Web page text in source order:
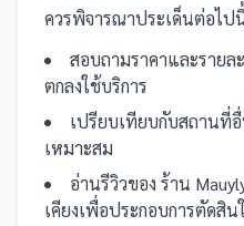
ควรพิจารณาประเด็นต่อไป
สอบถามราคาและรายล
ตกลงใช้บริการ
เปรียบเทียบกับสถานที่
เหมาะสม
อ่านรีวิวของ ร้าน
เคียงเพื่อประกอบการตัดสิน